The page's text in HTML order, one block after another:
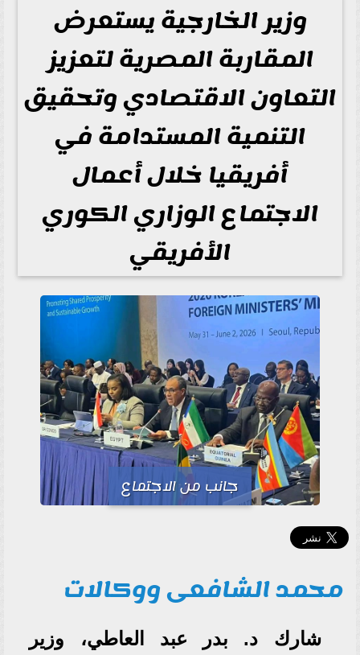
وزير الخارجية يستعرض
المقاربة المصرية لتعزيز
التعاون الاقتصادي وتحقيق
التنمية المستدامة في
أفريقيا خلال أعمال
الاجتماع الوزاري الكوري
الأفريقي
جانب من الاجتماع
محمد الشافعى ووكالات
شارك د. بدر عبد العاطي، وزير